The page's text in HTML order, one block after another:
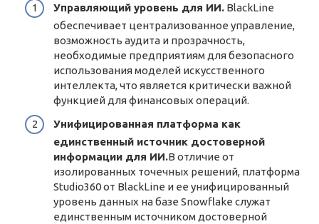
Управляющий уровень для ИИ. BlackLine
обеспечивает централизованное управление,
возможность аудита и прозрачность,
необходимые предприятиям для безопасного
использования моделей искусственного
интеллекта, что является критически важной
функцией для финансовых операций.
Унифицированная платформа как
единственный источник достоверной
информации для ИИ.В отличие от
изолированных точечных решений, платформа
Studio360 от BlackLine и ее унифицированный
уровень данных на базе Snowflake служат
единственным источником достоверной